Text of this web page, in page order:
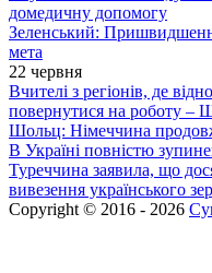
домедичну допомогу
Зеленський:
мета
22 червня
Вчителі з регіонів, де
повернутися на роботу –
Шольц: Німеччина
В Україні повністю
Туреччина заявила, що
вивезення українського
Copyright © 2016 - 2026